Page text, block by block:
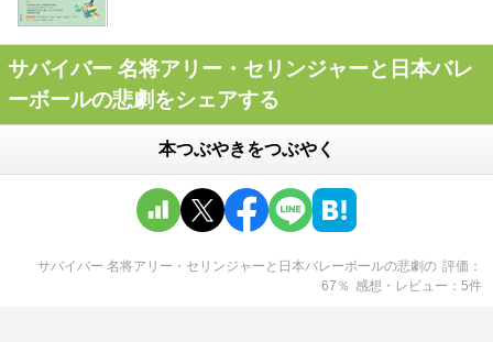
サバイバー 名将アリー・セリンジャーと日本バレ
ーボールの悲劇をシェアする
本つぶやきをつぶやく
サバイバー 名将アリー・セリンジャーと日本バレーボールの悲劇の 評価
67 ％ 感想・レビュー 5件